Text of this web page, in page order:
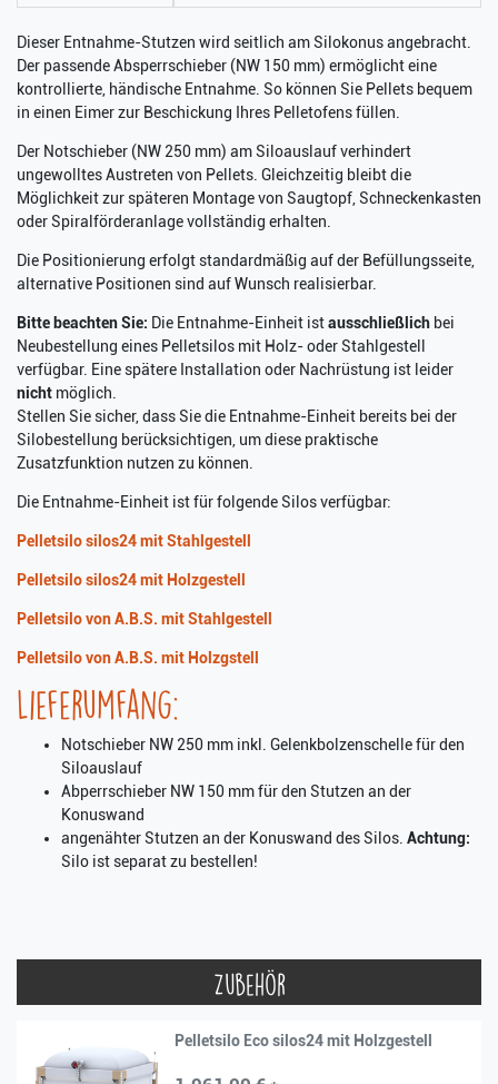
Dieser Entnahme-Stutzen wird seitlich am Silokonus angebracht.
Der passende Absperrschieber (NW 150 mm) ermöglicht eine
kontrollierte, händische Entnahme. So können Sie Pellets bequem
in einen Eimer zur Beschickung Ihres Pelletofens füllen.
Der Notschieber (NW 250 mm) am Siloauslauf verhindert
ungewolltes Austreten von Pellets. Gleichzeitig bleibt die
Möglichkeit zur späteren Montage von Saugtopf, Schneckenkasten
oder Spiralförderanlage vollständig erhalten.
Die Positionierung erfolgt standardmäßig auf der Befüllungsseite,
alternative Positionen sind auf Wunsch realisierbar.
Bitte beachten Sie: Die Entnahme-Einheit istausschließlich bei
Neubestellung eines Pelletsilos mit Holz- oder Stahlgestell
verfügbar. Eine spätere Installation oder Nachrüstung ist leider
nicht möglich.
Stellen Sie sicher, dass Sie die Entnahme-Einheit bereits bei der
Silobestellung berücksichtigen, um diese praktische
Zusatzfunktion nutzen zu können.
Die Entnahme-Einheit ist für folgende Silos verfügbar:
Pelletsilo silos24 mit Stahlgestell
Pelletsilo silos24 mit Holzgestell
Pelletsilo von A.B.S. mit Stahlgestell
Pelletsilo von A.B.S. mit Holzgstell
Lieferumfang:
Notschieber NW 250 mm inkl. Gelenkbolzenschelle für den
Siloauslauf
Abperrschieber NW 150 mm für den Stutzen an der
Konuswand
angenähter Stutzen an der Konuswand des Silos. Achtung:
Silo ist separat zu bestellen!
Zubehör
Pelletsilo Eco silos24 mit Holzgestell